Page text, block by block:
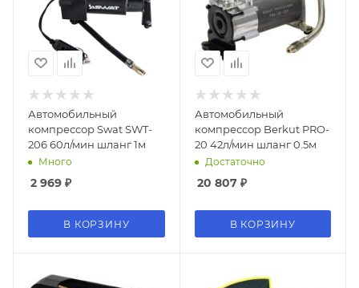
Автомобильный
компрессор Swat SWT-
206 60л/мин шланг 1м
Много
2 969 ₽
В КОРЗИНУ
Автомобильный
компрессор Berkut PRO-
20 42л/мин шланг 0.5м
Достаточно
20 807₽
В КОРЗИНУ